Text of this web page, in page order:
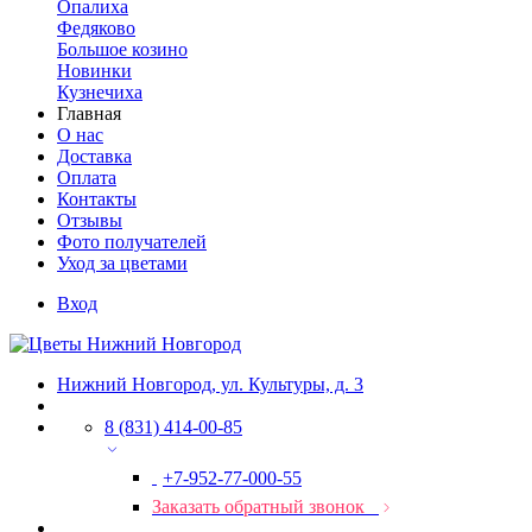
Опалиха
Федяково
Большое козино
Новинки
Кузнечиха
Главная
О нас
Доставка
Оплата
Контакты
Отзывы
Фото получателей
Уход за цветами
Вход
Нижний Новгород, ул. Культуры, д. 3
8 (831) 414-00-85
+7-952-77-000-55
Заказать обратный звонок